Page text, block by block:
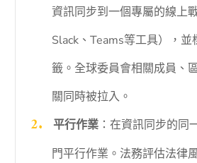
資訊同步到一個專屬的線上
Slack、Teams等工具），並
籤。全球委員會相關成員、
關同時被拉入。
平行作業：在資訊同步的同
門平行作業。法務評估法律